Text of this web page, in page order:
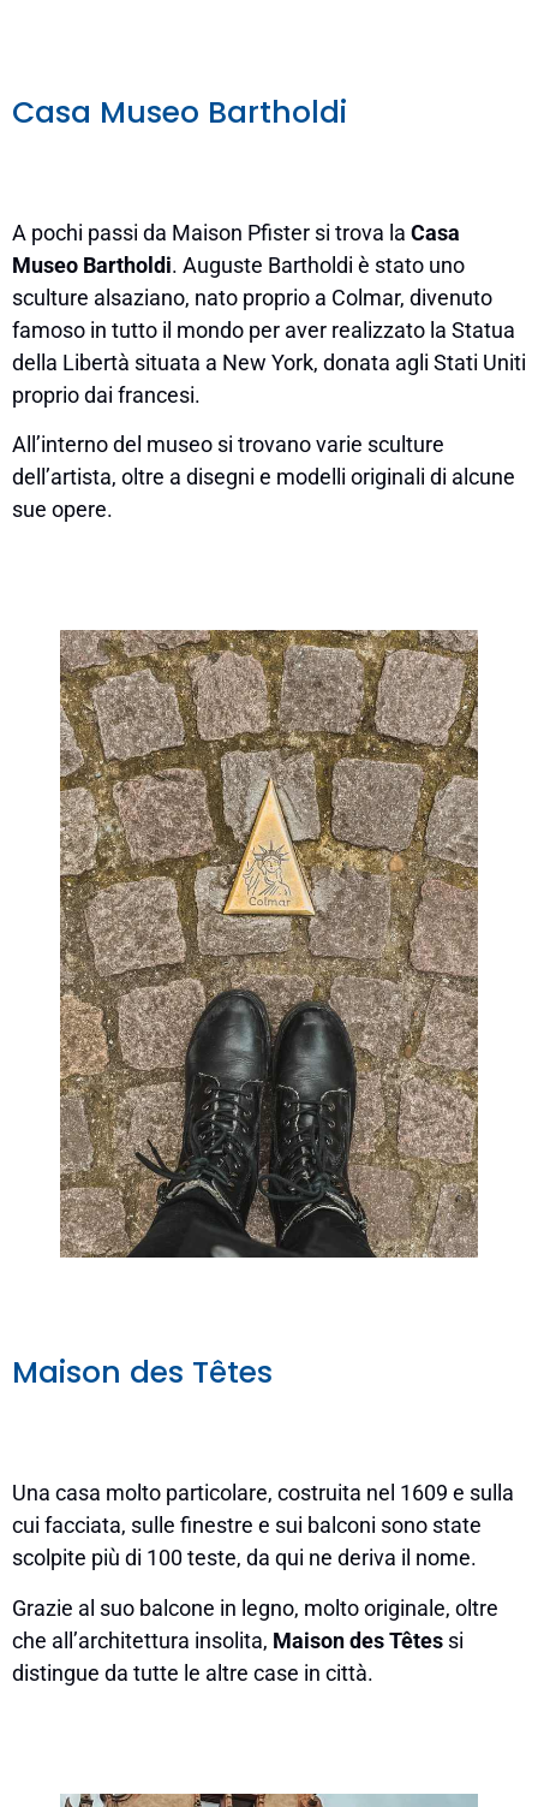
Casa Museo Bartholdi
A pochi passi da Maison Pfister si trova la Casa
Museo Bartholdi. Auguste Bartholdi è stato uno
sculture alsaziano, nato proprio a Colmar, divenuto
famoso in tutto il mondo per aver realizzato la Statua
della Libertà situata a New York, donata agli Stati Uniti
proprio dai francesi.
All’interno del museo si trovano varie sculture
dell’artista, oltre a disegni e modelli originali di alcune
sue opere.
Maison des Têtes
Una casa molto particolare, costruita nel 1609 e sulla
cui facciata, sulle finestre e sui balconi sono state
scolpite più di 100 teste, da qui ne deriva il nome.
Grazie al suo balcone in legno, molto originale, oltre
che all’architettura insolita, Maison des Têtes si
distingue da tutte le altre case in città.